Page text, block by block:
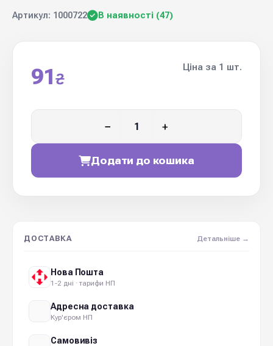
Артикул: 1000722 В наявності (47)
91₴
Ціна за 1 шт.
− +
Додати до кошика
ДОСТАВКА Детальніше →
Нова Пошта
1-2 дні · тарифи НП
Адресна доставка
Кур'єром НП
Самовивіз